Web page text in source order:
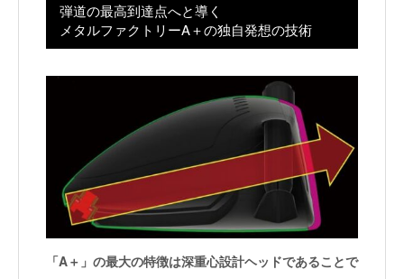
弾道の最高到達点へと導く
メタルファクトリーA＋の独自発想の技術
「A＋」の最大の特徴は深重心設計ヘッドであることで